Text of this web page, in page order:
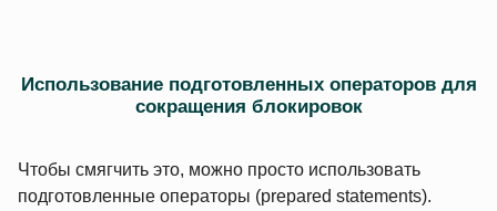
Использование подготовленных операторов для
сокращения блокировок
Чтобы смягчить это, можно просто использовать
подготовленные операторы (prepared statements).